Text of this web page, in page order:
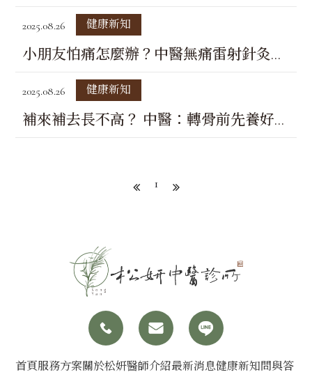
2025.08.26 健康新知
小朋友怕痛怎麼辦？中醫無痛雷射針灸能
2025.08.26 健康新知
補來補去長不高？ 中醫：轉骨前先養好脾
1
首頁服務方案關於松妍醫師介紹最新消息健康新知問與答